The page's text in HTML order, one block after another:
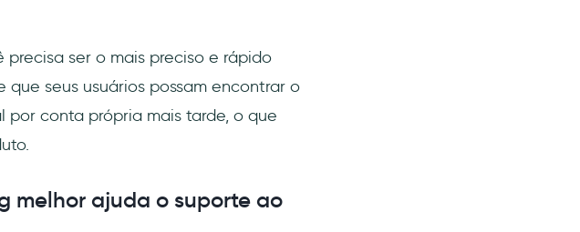
precisa ser o mais preciso e rápido
seus usuários possam encontrar o
por conta própria mais tarde, o que
melhor ajuda o suporte ao